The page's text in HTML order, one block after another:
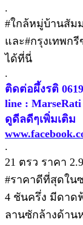
.
#ใกล้หมู่บ้านสัม
และ#กรุงเทพก
ได้ที่นี่
.
ติดต่อผึ้งรติ
line : MarseRati
ดูดีลดีๆเพิ่มเติม
.
21 ตรว ราคา
#ราคาดีที่สุดใน
4 ชันครึ่ง มีดาด
ลานซักล้างด้าน